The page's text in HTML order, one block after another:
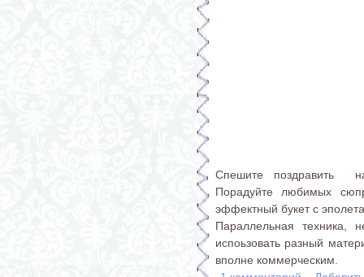
Спешите поздравить
Порадуйте любимых
эффектный букет с
Параллельная техника,
испоьзовать разный
вполне коммерческим.